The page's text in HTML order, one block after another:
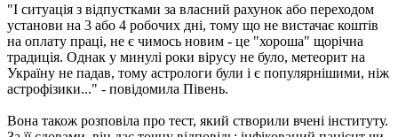
"І ситуація з відпустками за власний рахунок або переходом
установи на 3 або 4 робочих дні, тому що не вистачає коштів
на оплату праці, не є чимось новим - це "хороша" щорічна
традиція. Однак у минулі роки вірусу не було, метеорит на
Україну не падав, тому астрологи були і є популярнішими, ніж
астрофізики..." - повідомила Півень.
Вона також розповіла про тест, який створили вчені інституту.